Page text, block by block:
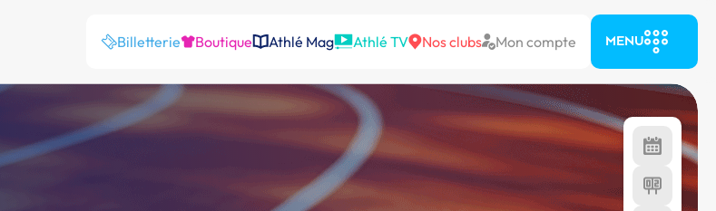
Billetterie Boutique Athlé Mag Athlé TV Nos clubs Mon compte MENU